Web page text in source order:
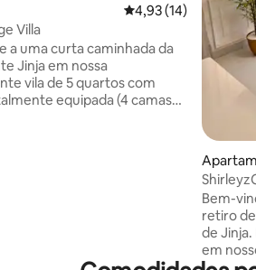
4,93 de uma
4,93 (14)
Villa
a uma curta caminhada da
Jinja em nossa
vila de 5 quartos com
equipada (4 camas
Bem-
retiro
de Jinja.
em